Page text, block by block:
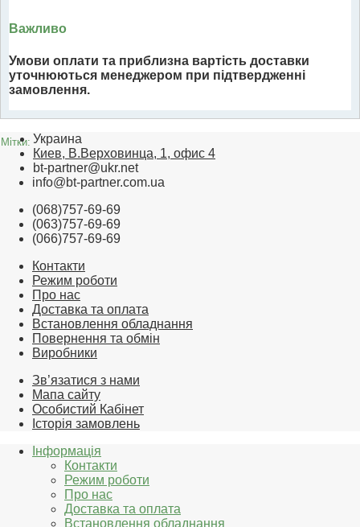
Важливо
Умови оплати та приблизна вартість доставки
уточнюються менеджером при підтвердженні
замовлення.
Мітки: Украина
Киев, В.Верховинца, 1, офис 4
bt-partner@ukr.net
info@bt-partner.com.ua
(068)757-69-69
(063)757-69-69
(066)757-69-69
Контакти
Режим роботи
Про нас
Доставка та оплата
Встановлення обладнання
Повернення та обмін
Виробники
Зв’язатися з нами
Мапа сайту
Особистий Кабінет
Історія замовлень
Інформація
Контакти
Режим роботи
Про нас
Доставка та оплата
Встановлення обладнання